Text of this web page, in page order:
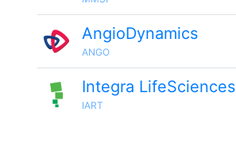
AngioDynamics
ANGO
Integra LifeSciences
IART